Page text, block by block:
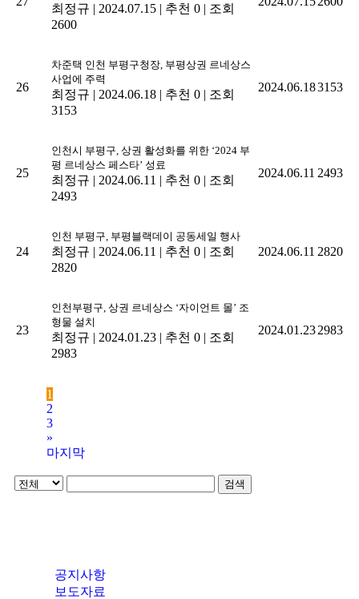
최정규 | 2024.07.15 | 추천 0 | 조회
2600
26
차준택 인천 부평구청장, 부평상권 르네상스
사업에 주력
최정규 | 2024.06.18 | 추천 0 | 조회
3153
2024.06.183153
25
인천시 부평구, 상권 활성화를 위한 ‘2024 부
평 르네상스 페스타’ 성료
최정규 | 2024.06.11 | 추천 0 | 조회
2493
2024.06.11 2493
24
인천 부평구, 부평블랙데이 공동세일 행사
최정규 | 2024.06.11 | 추천 0 | 조회
2820
2024.06.11 2820
23
인천부평구, 상권 르네상스 ‘자이언트 몰’ 조
형물 설치
최정규 | 2024.01.23 | 추천 0 | 조회
2983
2024.01.232983
1
2
3
»
마지막
검색
공지사항
보도자료